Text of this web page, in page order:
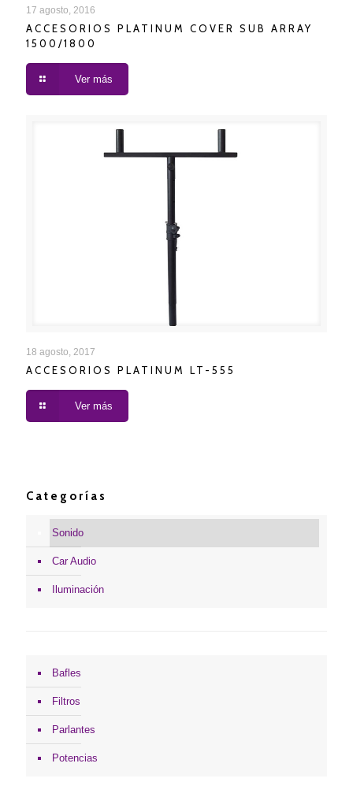
ACCESORIOS PLATINUM COVER SUB ARRAY
17 agosto, 2016
ACCESORIOS PLATINUM COVER SUB ARRAY
1500/1800
Ver más
ACCESORIOS PLATINUM LT-555
18 agosto, 2017
ACCESORIOS PLATINUM LT-555
Ver más
Categorías
Sonido
Car Audio
Iluminación
Bafles
Filtros
Parlantes
Potencias